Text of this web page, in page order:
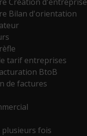
Bilan d'orientation
tarif entreprises
BtoB
de factures
plusieurs fois